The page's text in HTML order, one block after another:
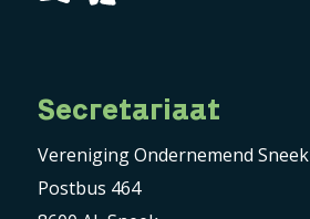
Secretariaat
Vereniging Ondernemend Sneek
Postbus 464